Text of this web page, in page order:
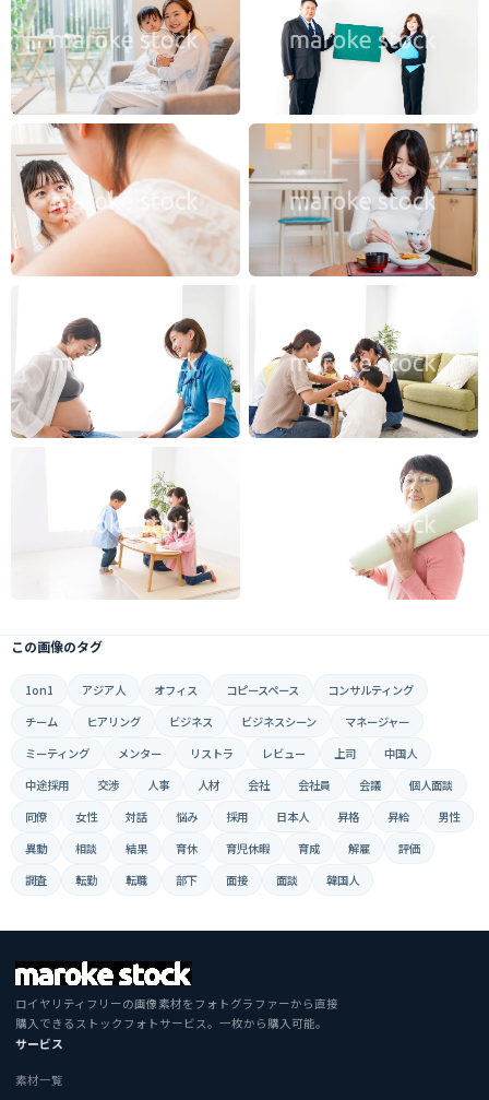
この画像のタグ
1on1 アジア人 オフィス コピースペース
コンサルティング
チーム
ヒアリング ビジネス ビジネスシーン
マネージャー
ミーティング
メンター リストラ レビュー 上司
中国人
中途採用
交渉 人事 人材 会社 会社員 会議
個人面談
同僚
女性 対話 悩み 採用 日本人 昇格 昇給
男性
異動
相談 結果 育休 育児休暇 育成 解雇
評価
調査
転勤 転職 部下 面接 面談 韓国人
ロイヤリティフリーの画像素材をフォトグラファーから直接
購入できるストックフォトサービス。一枚から購入可能。
サービス
素材一覧